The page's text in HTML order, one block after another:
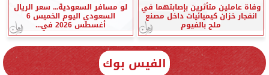
وفاة عاملين متأثرين بإصابتهما في
انفجار خزان كيميائيات داخل مصنع
ملح بالفيوم
لو مسافر السعودية... سعر الريال
السعودي اليوم الخميس 6
أغسطس 2026 في...
الفيس بوك